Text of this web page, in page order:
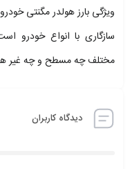
سازگاری با انواع خودرو
مختلف چه مسطح و چه غیر
دیدگاه کاربران